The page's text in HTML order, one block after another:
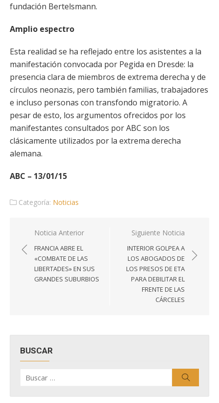
fundación Bertelsmann.
Amplio espectro
Esta realidad se ha reflejado entre los asistentes a la
manifestación convocada por Pegida en Dresde: la
presencia clara de miembros de extrema derecha y de
círculos neonazis, pero también familias, trabajadores
e incluso personas con transfondo migratorio. A
pesar de esto, los argumentos ofrecidos por los
manifestantes consultados por ABC son los
clásicamente utilizados por la extrema derecha
alemana.
ABC – 13/01/15
Categoría: Noticias
Navegación
de
entradas
Noticia Anterior
FRANCIA ABRE EL
«COMBATE DE LAS
LIBERTADES» EN SUS
GRANDES SUBURBIOS
Siguiente Noticia
INTERIOR GOLPEA A
LOS ABOGADOS DE
LOS PRESOS DE ETA
PARA DEBILITAR EL
FRENTE DE LAS
CÁRCELES
BUSCAR
por: